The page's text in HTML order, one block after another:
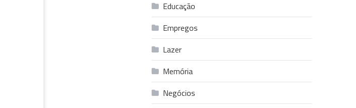
Educação
Empregos
Lazer
Memória
Negócios